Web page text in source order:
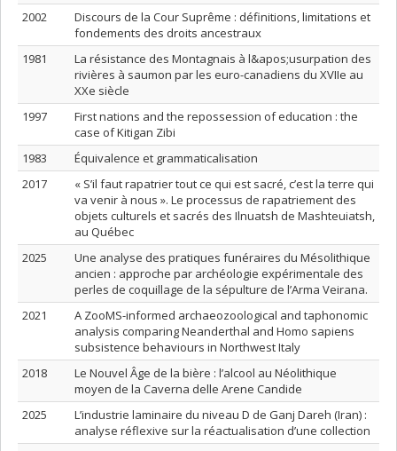
2002
Discours de la Cour Suprême : définitions, limitations et
fondements des droits ancestraux
1981
La résistance des Montagnais à l&apos;usurpation des
rivières à saumon par les euro-canadiens du XVIIe au
XXe siècle
1997
First nations and the repossession of education : the
case of Kitigan Zibi
1983
Équivalence et grammaticalisation
2017
« S’il faut rapatrier tout ce qui est sacré, c’est la terre qui
va venir à nous ». Le processus de rapatriement des
objets culturels et sacrés des Ilnuatsh de Mashteuiatsh,
au Québec
2025
Une analyse des pratiques funéraires du Mésolithique
ancien : approche par archéologie expérimentale des
perles de coquillage de la sépulture de l’Arma Veirana.
2021
A ZooMS-informed archaeozoological and taphonomic
analysis comparing Neanderthal and Homo sapiens
subsistence behaviours in Northwest Italy
2018
Le Nouvel Âge de la bière : l’alcool au Néolithique
moyen de la Caverna delle Arene Candide
2025
L’industrie laminaire du niveau D de Ganj Dareh (Iran) :
analyse réflexive sur la réactualisation d’une collection